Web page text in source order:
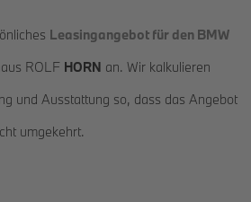
Leasingangebot für den BMW
ROLF HORN an. Wir kalkulieren
und Ausstattung so, dass das Angebot
umgekehrt.